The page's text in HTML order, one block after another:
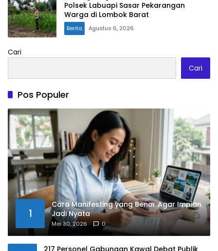
Polsek Labuapi Sasar Pekarangan
Warga di Lombok Barat
Berita Agustus 6, 2026
Cari
Cari
Pos Populer
1
Cara Manifesting yang Benar Agar Impian
Jadi Nyata
Mei 30, 2026 0
217 Personel Gabungan Kawal Debat Publik